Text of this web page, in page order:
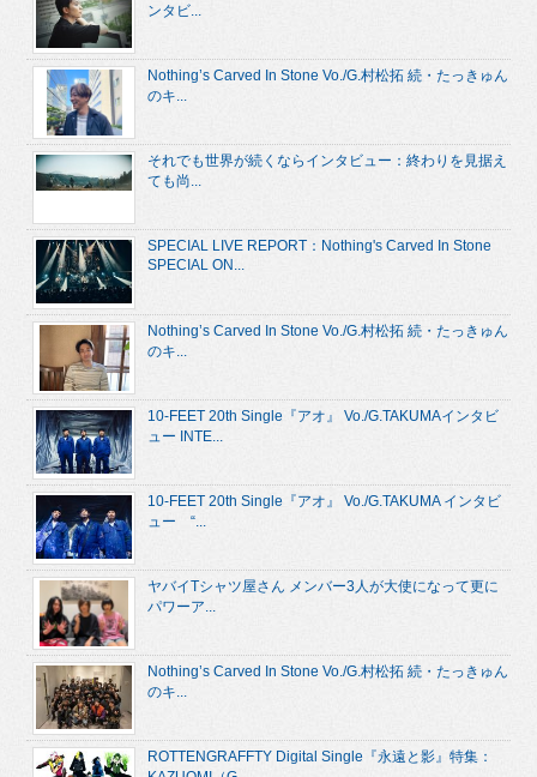
ンタビ...
Nothing’s Carved In Stone Vo./G.村松拓 続・たっきゅん
のキ...
それでも世界が続くならインタビュー：終わりを見据え
ても尚...
SPECIAL LIVE REPORT：Nothing's Carved In Stone
SPECIAL ON...
Nothing’s Carved In Stone Vo./G.村松拓 続・たっきゅん
のキ...
10-FEET 20th Single『アオ』 Vo./G.TAKUMAインタビ
ュー INTE...
10-FEET 20th Single『アオ』 Vo./G.TAKUMA インタビ
ュー “...
ヤバイTシャツ屋さん メンバー3人が大使になって更に
パワーア...
Nothing’s Carved In Stone Vo./G.村松拓 続・たっきゅん
のキ...
ROTTENGRAFFTY Digital Single『永遠と影』特集：